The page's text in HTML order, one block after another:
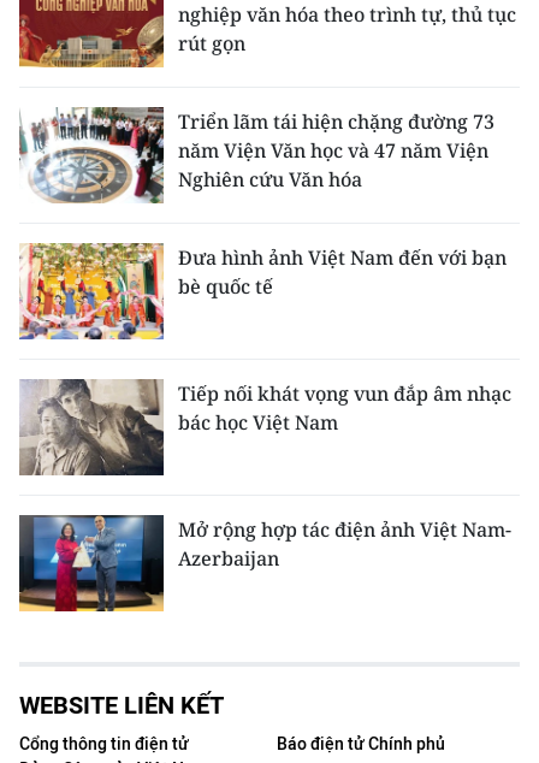
nghiệp văn hóa theo trình tự, thủ tục
rút gọn
Triển lãm tái hiện chặng đường 73
năm Viện Văn học và 47 năm Viện
Nghiên cứu Văn hóa
Đưa hình ảnh Việt Nam đến với bạn
bè quốc tế
Tiếp nối khát vọng vun đắp âm nhạc
bác học Việt Nam
Mở rộng hợp tác điện ảnh Việt Nam-
Azerbaijan
WEBSITE LIÊN KẾT
Cổng thông tin điện tử
Báo điện tử Chính phủ